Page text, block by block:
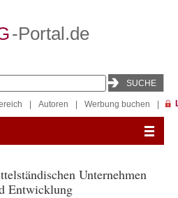
-Portal.de
Autoren Werbung buchen
Unternehmen
Entwicklung